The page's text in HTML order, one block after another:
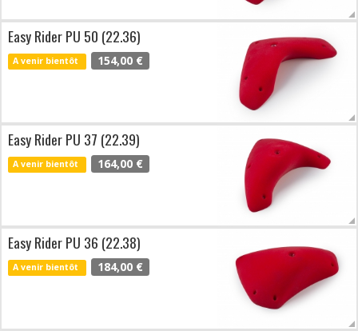
Easy Rider PU 50 (22.36)
A venir bientôt 154,00 €
Easy Rider PU 37 (22.39)
A venir bientôt 164,00 €
Easy Rider PU 36 (22.38)
A venir bientôt 184,00 €